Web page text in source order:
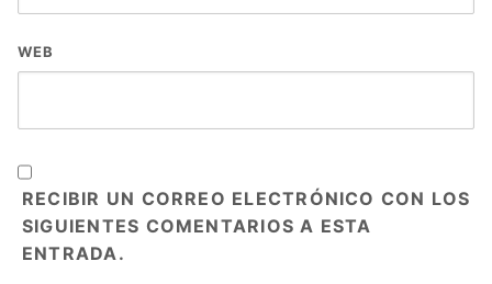
WEB
RECIBIR UN CORREO ELECTRÓNICO CON LOS
SIGUIENTES COMENTARIOS A ESTA
ENTRADA.